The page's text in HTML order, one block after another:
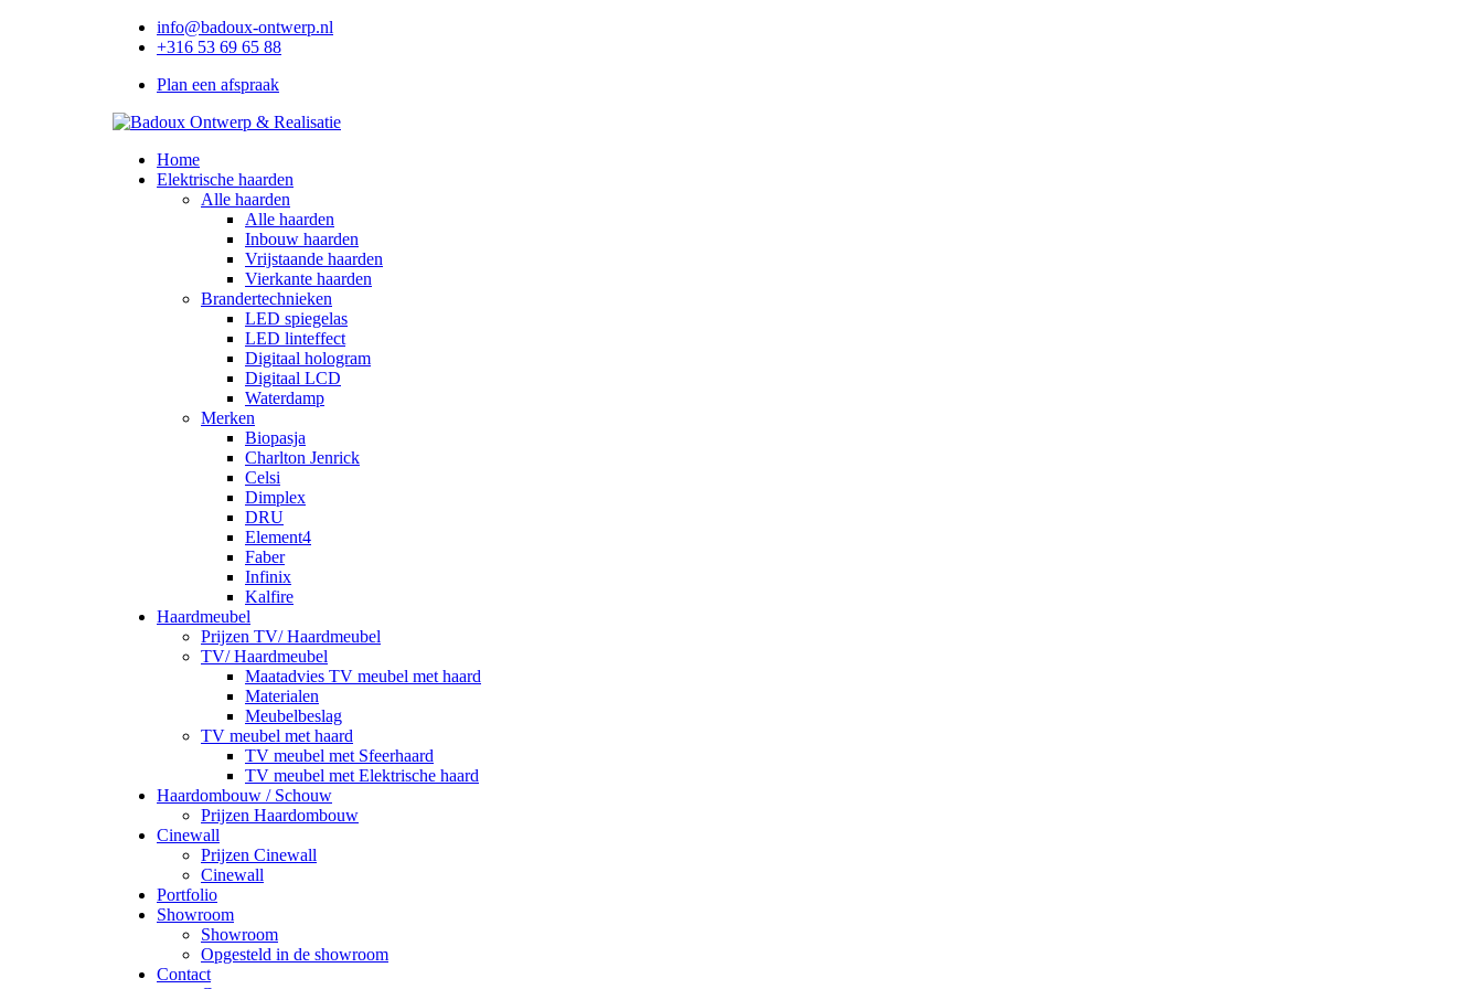
info@badoux-ontwerp.nl
+316 53 69 65 88
Plan een afspraak
Home
Elektrische haarden
Alle haarden
Alle haarden
Inbouw haarden
Vrijstaande haarden
Vierkante haarden
Brandertechnieken
LED spiegelas
LED linteffect
Digitaal hologram
Digitaal LCD
Waterdamp
Merken
Biopasja
Charlton Jenrick
Celsi
Dimplex
DRU
Element4
Faber
Infinix
Kalfire
Haardmeubel
Prijzen TV/ Haardmeubel
TV/ Haardmeubel
Maatadvies TV meubel met haard
Materialen
Meubelbeslag
TV meubel met haard
TV meubel met Sfeerhaard
TV meubel met Elektrische haard
Haardombouw / Schouw
Prijzen Haardombouw
Cinewall
Prijzen Cinewall
Cinewall
Portfolio
Showroom
Showroom
Opgesteld in de showroom
Contact